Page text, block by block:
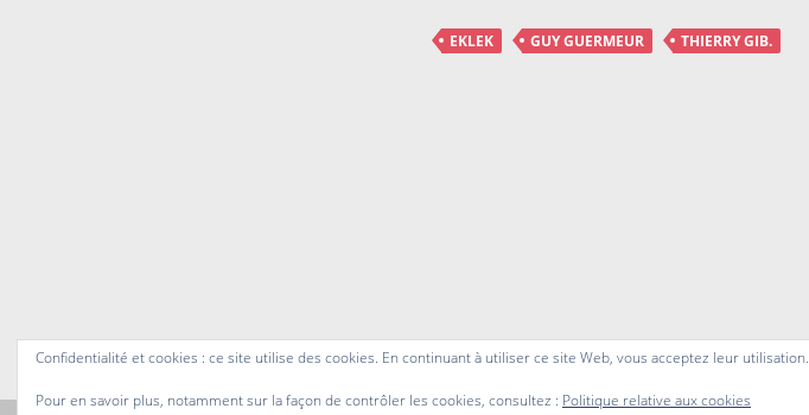
EKLEK GUY GUERMEUR THIERRY GIB.
Confidentialité et cookies : ce site utilise des cookies. En continuant à utiliser ce site Web, vous acceptez leur utilisation.
Pour en savoir plus, notamment sur la façon de contrôler les cookies, consultez : Politique relative aux cookies